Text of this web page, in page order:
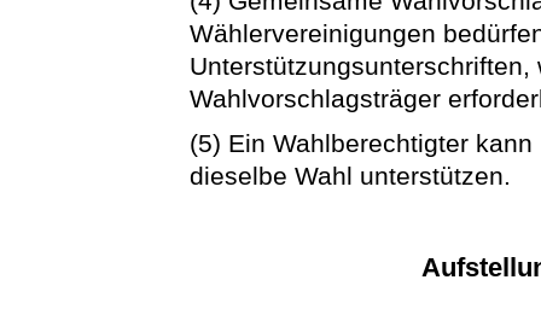
Wählervereinigungen
Wahlvorschlagsträger
(5) Ein Wahlberechtigter
dieselbe Wahl unterstützen.